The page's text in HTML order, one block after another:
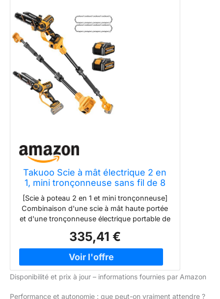
Takuoo Scie à mât électrique 2 en
1, mini tronçonneuse sans fil de 8
pouces avec tige d'extension, scie
à poteaux alimentée par batterie 21
V 2 × 4,0 Ah, portée max 15 pieds,
tronçonneuse sans balais
[Scie à poteau 2 en 1 et mini tronçonneuse]
Combinaison d'une scie à mât haute portée
et d'une tronçonneuse électrique portable de
branches basses ou de travailler avec les
tiges d'extension sur de grands arbres.
Taillez les arbres sans effort avec notre scie à
poteaux multifonctionnelle, conçue pour des
possibilités durables. Convient pour le
335,41 €
Disponibilité et prix à jour – informations fournies par Amazon
Performance et autonomie : que peut-on vraiment attendre ?